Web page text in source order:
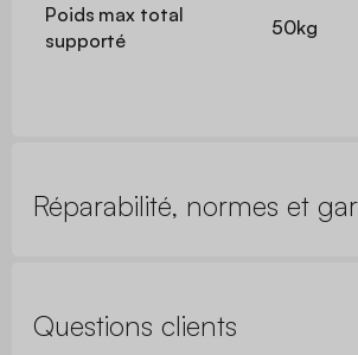
Poids max total
supporté
50kg
Réparabilité, normes et
Questions clients